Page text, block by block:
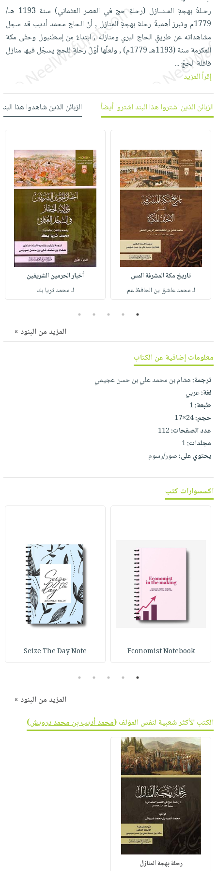
العناية
بالأسنان
الحمية
والتغذية
أدوات
المائدة
الأوعية
والتخزين
أدوات
المطبخ
الأكثر
مبيعاً
العودة
للمدارس
اكسسوارات
كتب
اكسسوارات
منزلية
اكسسوارات
ملابس
مطرزات
حقائب
حلي
عناية
بالذات
صابون
أطفال
مناسبات
شحن
مجاني
بنود
مختارة
اشتراكات
كل
صندوق
القراءة
iKitab
حدود
بحث
متقدم
وفرات
عن
الشركة
سياسة
الشركة
فيديوهات
أسئلة
يتكرر
طرحها
خدمات
نيل
تواصل
معنا
حسابك
لائحة
الأمنيات
عربة
التسوق
نشرة
الإصدارات
رحـلةُ بهجةِ المـنــازل (رحلة حج في العصر العثماني) سنة 1193 هـ/
1779م وتبرز أهميةُ رحلة بهجةِ المنازل , أنّ الحاج محمد أديب قد سجل
مشاهداته عن طريقِ الحاج البري ومنازله , ابتداءً من إسطنبول وحتّى مكة
المكرمة سنة (1193هـ 1779م) , ولعلّها أوّلُ رحلةٍ للحج يسجّل فيها منازل
قافلة الحجّ...
إقرأ المزيد
الزبائن الذين اشتروا هذا البند اشتروا أيضاً الزبائن الذين شاهدوا هذا
تاريخ مكة المشرفة المس
لـ محمد عاشق بن الحافظ عم
أخبار الحرمين الشريفين
لـ محمد ثريا بك
1
2
3
4
5
المزيد من البنود »
معلومات إضافية عن الكتاب
ترجمة:هشام بن محمد علي بن حسن عجيمي
لغة:عربي
طبعة:1
حجم:24×17
عدد الصفحات:112
مجلدات:1
يحتوي على:صور/رسوم
اكسسوارات كتب
Economist Notebook
Seize The Day Note
1
2
3
4
5
المزيد من البنود »
الكتب الأكثر شعبية لنفس المؤلف (محمد أديب بن محمد درويش)
رحلة بهجة المنازل